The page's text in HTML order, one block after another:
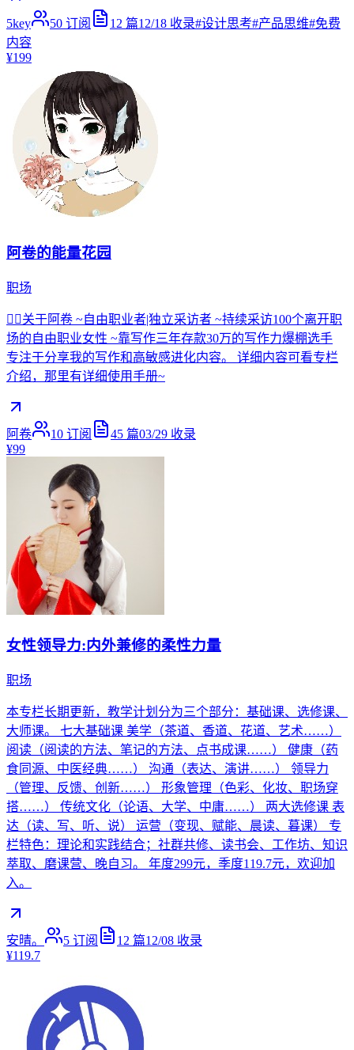
5key 50 订阅 12 篇12/18 收录#设计思考#产品思维#免费
内容
¥199
阿卷的能量花园
职场
🧚‍♀️关于阿卷 ~自由职业者|独立采访者 ~持续采访100个离开职
场的自由职业女性 ~靠写作三年存款30万的写作力爆棚选手
专注于分享我的写作和高敏感进化内容。 详细内容可看专栏
介绍，那里有详细使用手册~
阿卷 10 订阅 45 篇03/29 收录
¥99
女性领导力:内外兼修的柔性力量
职场
本专栏长期更新，教学计划分为三个部分：基础课、选修课、
大师课。 七大基础课 美学（茶道、香道、花道、艺术……）
阅读（阅读的方法、笔记的方法、点书成课……） 健康（药
食同源、中医经典……） 沟通（表达、演讲……） 领导力
（管理、反馈、创新……） 形象管理（色彩、化妆、职场穿
搭……） 传统文化（论语、大学、中庸……） 两大选修课 表
达（读、写、听、说） 运营（变现、赋能、晨读、暮课） 专
栏特色：理论和实践结合；社群共修、读书会、工作坊、知识
萃取、磨课营、晚自习。 年度299元，季度119.7元，欢迎加
入。
安晴。 5 订阅 12 篇12/08 收录
¥119.7